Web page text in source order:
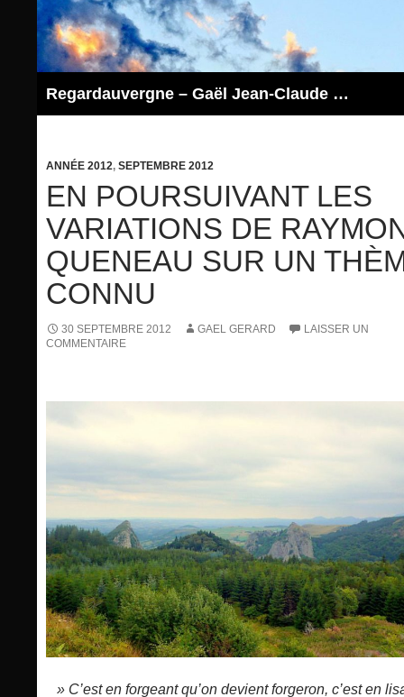
contenu
Regardauvergne – Gaël Jean-Claude GERARD
ANNÉE 2012, SEPTEMBRE 2012
EN POURSUIVANT LES
VARIATIONS DE
QUENEAU SUR UN
CONNU
30 SEPTEMBRE 2012 GAEL GERARD
LAISSER UN
COMMENTAIRE
» C’est en forgeant qu’on devient forgeron, c’est en